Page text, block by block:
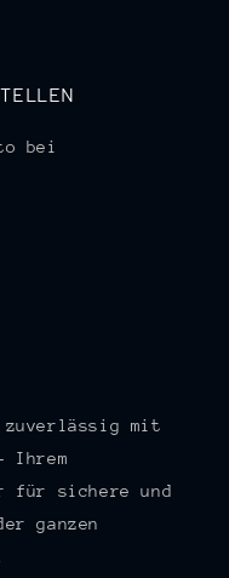
bei
zuverlässig mit
Ihrem
für sichere und
ganzen